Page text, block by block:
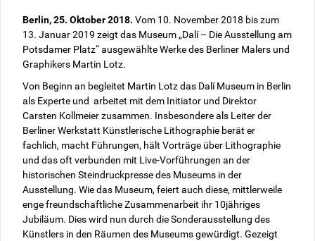
Berlin, 25. Oktober 2018. Vom 10. November 2018 bis zum
13. Januar 2019 zeigt das Museum „Dalí – Die Ausstellung am
Potsdamer Platz“ ausgewählte Werke des Berliner Malers und
Graphikers Martin Lotz.
Von Beginn an begleitet Martin Lotz das Dalí Museum in Berlin
als Experte und arbeitet mit dem Initiator und Direktor
Carsten Kollmeier zusammen. Insbesondere als Leiter der
Berliner Werkstatt Künstlerische Lithographie berät er
fachlich, macht Führungen, hält Vorträge über Lithographie
und das oft verbunden mit Live-Vorführungen an der
historischen Steindruckpresse des Museums in der
Ausstellung. Wie das Museum, feiert auch diese, mittlerweile
enge freundschaftliche Zusammenarbeit ihr 10jähriges
Jubiläum. Dies wird nun durch die Sonderausstellung des
Künstlers in den Räumen des Museums gewürdigt. Gezeigt